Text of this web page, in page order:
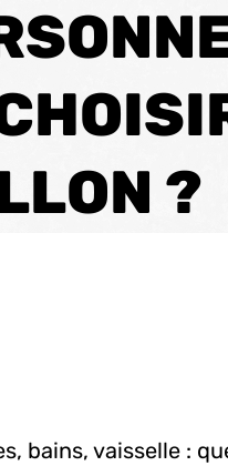
?
bains, vaisselle :